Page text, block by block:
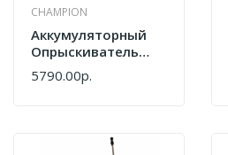
CHAMPION
Аккумуляторный
Опрыскиватель
Champion SA16
5790.00р.